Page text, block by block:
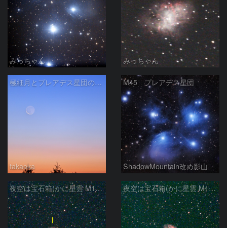
みっちゃん みっちゃん
極細月とプレアデス星団の接近
takaoka
M45 プレアデス星団
ShadowMountain改め影山
夜空は宝石箱(かに星雲 M1) Seestar50 夜空は宝石箱(かに星雲 M1) Seestar50